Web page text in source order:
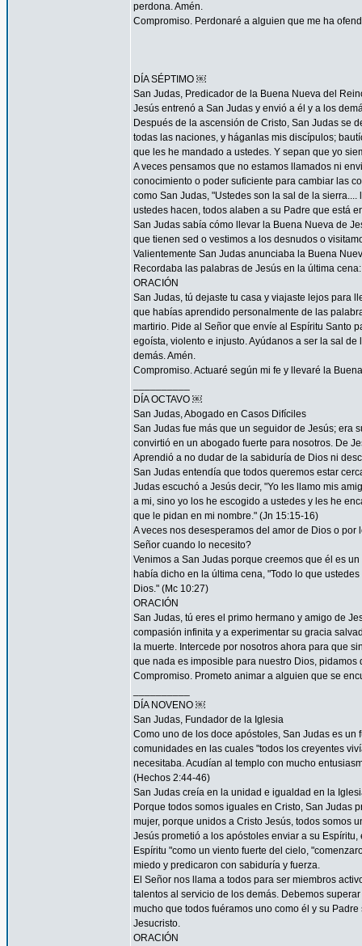
perdona. Amén.
Compromiso. Perdonaré a alguien que me ha
DÍA SÉPTIMO ￼
San Judas, Predicador de la Buena Nueva del
Jesús entrenó a San Judas y envió a él y a los
Después de la ascensión de Cristo, San Judas se
todas las naciones, y háganlas mis discípulos;
que les he mandado a ustedes. Y sepan que yo
A veces pensamos que no estamos llamados ni
conocimiento o poder suficiente para cambiar las
como San Judas, "Ustedes son la sal de la
ustedes hacen, todos alaben a su Padre que está
San Judas sabía cómo llevar la Buena Nueva de
que tienen sed o vestimos a los desnudos o
Valientemente San Judas anunciaba la Buena
Recordaba las palabras de Jesús en la última
ORACIÓN
San Judas, tú dejaste tu casa y viajaste lejos para
que habías aprendido personalmente de las
martirio. Pide al Señor que envíe al Espíritu Santo
egoísta, violento e injusto. Ayúdanos a ser la sal
demás. Amén.
Compromiso. Actuaré según mi fe y llevaré la
DÍA OCTAVO ￼
San Judas, Abogado en Casos Difíciles
San Judas fue más que un seguidor de Jesús; era
convirtió en un abogado fuerte para nosotros. De
Aprendió a no dudar de la sabiduría de Dios ni
San Judas entendía que todos queremos estar
Judas escuchó a Jesús decir, "Yo les llamo mis
a mi, sino yo los he escogido a ustedes y les he
que le pidan en mi nombre." (Jn 15:15-16)
A veces nos desesperamos del amor de Dios o
Señor cuando lo necesito?
Venimos a San Judas porque creemos que él es
había dicho en la última cena, "Todo lo que
Dios." (Mc 10:27)
ORACIÓN
San Judas, tú eres el primo hermano y amigo de
compasión infinita y a experimentar su gracia
la muerte. Intercede por nosotros ahora para que
que nada es imposible para nuestro Dios,
Compromiso. Prometo animar a alguien que se
DÍA NOVENO ￼
San Judas, Fundador de la Iglesia
Como uno de los doce apóstoles, San Judas es
comunidades en las cuales "todos los creyentes
necesitaba. Acudían al templo con mucho
(Hechos 2:44-46)
San Judas creía en la unidad e igualdad en la
Porque todos somos iguales en Cristo, San Judas
mujer, porque unidos a Cristo Jesús, todos somos
Jesús prometió a los apóstoles enviar a su
Espíritu "como un viento fuerte del cielo,
miedo y predicaron con sabiduría y fuerza.
El Señor nos llama a todos para ser miembros
talentos al servicio de los demás. Debemos
mucho que todos fuéramos uno como él y su
Jesucristo.
ORACIÓN